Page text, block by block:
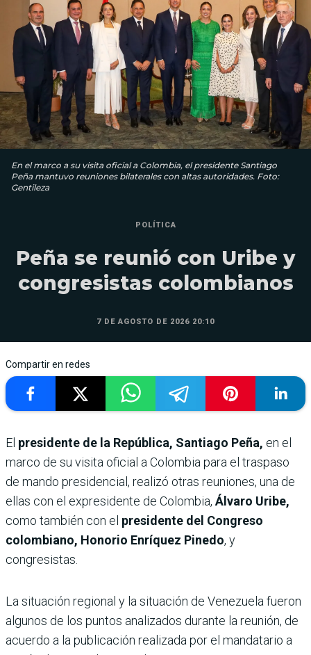
En el marco a su visita oficial a Colombia, el presidente Santiago
Peña mantuvo reuniones bilaterales con altas autoridades. Foto:
Gentileza
POLÍTICA
Peña se reunió con Uribe y
congresistas colombianos
7 DE AGOSTO DE 2026 20:10
Compartir en redes
El presidente de la República, Santiago Peña, en el
marco de su visita oficial a Colombia para el traspaso
de mando presidencial, realizó otras reuniones, una de
ellas con el expresidente de Colombia, Álvaro Uribe,
como también con el presidente del Congreso
colombiano, Honorio Enríquez Pinedo, y
congresistas.
La situación regional y la situación de Venezuela fueron
algunos de los puntos analizados durante la reunión, de
acuerdo a la publicación realizada por el mandatario a